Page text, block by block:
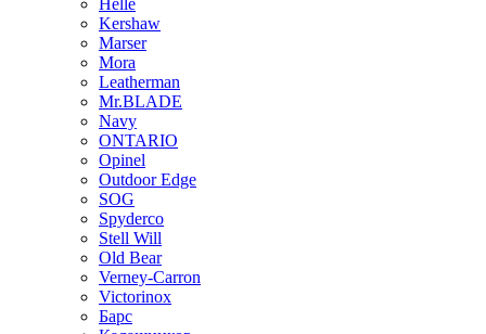
Helle
Kershaw
Marser
Mora
Leatherman
Mr.BLADE
Navy
ONTARIO
Opinel
Outdoor Edge
SOG
Spyderco
Stell Will
Old Bear
Verney-Carron
Victorinox
Барс